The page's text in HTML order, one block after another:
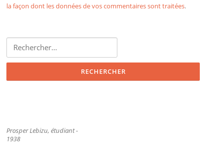
la façon dont les données de vos commentaires sont traitées.
Rechercher :
Prosper Lebizu, étudiant -
1938